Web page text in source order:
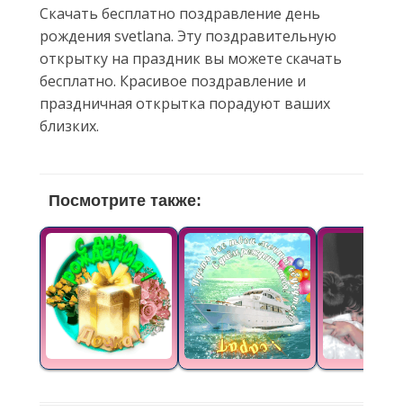
Скачать бесплатно поздравление день
рождения svetlana. Эту поздравительную
открытку на праздник вы можете скачать
бесплатно. Красивое поздравление и
праздничная открытка порадуют ваших
близких.
Посмотрите также: